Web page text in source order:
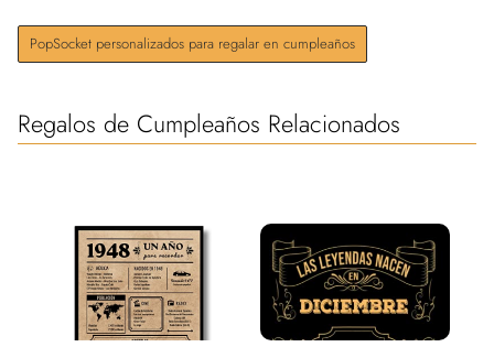
PopSocket personalizados para regalar en cumpleaños
Regalos de Cumpleaños Relacionados